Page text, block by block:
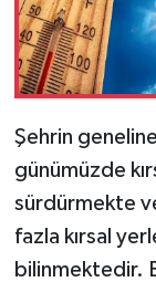
Şehrin
günümüzde
sürdürmekte
fazla kırsal
bilinmektedir.